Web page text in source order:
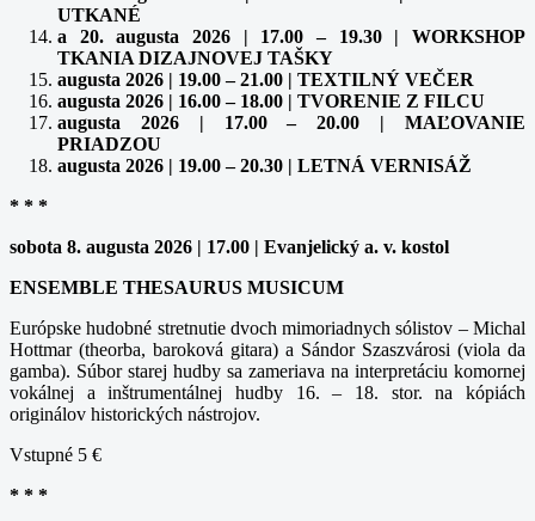
UTKANÉ
a 20. augusta 2026 | 17.00 – 19.30 | WORKSHOP
TKANIA DIZAJNOVEJ TAŠKY
augusta 2026 | 19.00 – 21.00 | TEXTILNÝ VEČER
augusta 2026 | 16.00 – 18.00 | TVORENIE Z FILCU
augusta 2026 | 17.00 – 20.00 | MAĽOVANIE
PRIADZOU
augusta 2026 | 19.00 – 20.30 | LETNÁ VERNISÁŽ
* * *
sobota 8. augusta 2026 | 17.00 | Evanjelický a. v. kostol
ENSEMBLE THESAURUS MUSICUM
Európske hudobné stretnutie dvoch mimoriadnych sólistov – Michal
Hottmar (theorba, baroková gitara) a Sándor Szaszvárosi (viola da
gamba). Súbor starej hudby sa zameriava na interpretáciu komornej
vokálnej a inštrumentálnej hudby 16. – 18. stor. na kópiách
originálov historických nástrojov.
Vstupné 5 €
* * *